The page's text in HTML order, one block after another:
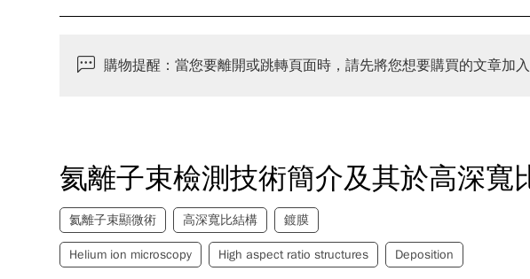
購物提醒：當您要離開或跳轉頁面時，請先將您想要購買的文章加
氦離子束檢測技術簡介及其於高深寬
氦離子束顯微術 高深寬比結構 鍍膜
Helium ion microscopy High aspect ratio structures Deposition